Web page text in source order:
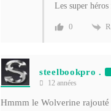
Les super
0
steelbookpro .
12 années
Hmmm le Wolverine rajouté